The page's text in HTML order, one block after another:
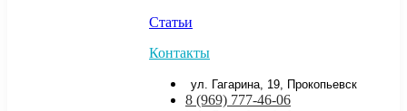
Статьи
Контакты
ул. Гагарина, 19, Прокопьевск
8 (969) 777-46-06